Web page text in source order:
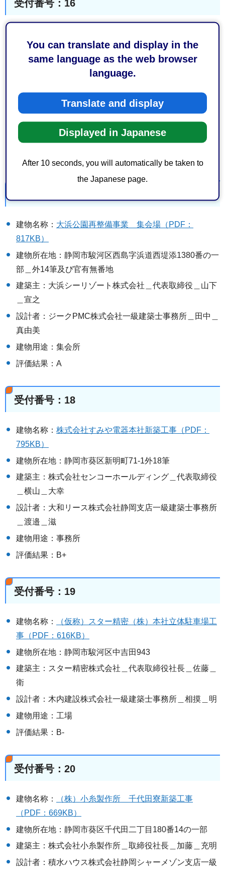
You can translate and display in the
same language as the web browser
language.
Translate and display
Displayed in Japanese
After 10 seconds, you will automatically be taken to
the Japanese page.
受付番号：16
築工事（PDF：737KB）
建物所在地：静岡市駿河区池田字横ママ2328-1の一部、
建築主：ヨシコン株式会社＿代表取締役社長＿吉田＿尚
洋
設計者：株式会社YCK一級建築士事務所＿鈴木＿浩峰
建物用途：住宅
評価結果：B+
建物名称： 大浜公園再整備事業＿集会場（PDF：
817KB）
建物所在地：静岡市駿河区西島字浜道西堤添1380番の一
部＿外14筆及び官有無番地
建築主：大浜シーリゾート株式会社＿代表取締役＿山下
＿宣之
設計者：ジークPMC株式会社一級建築士事務所＿田中＿
真由美
建物用途：集会所
評価結果：A
受付番号：18
建物名称： 株式会社すみや電器本社新築工事（PDF：
795KB）
建物所在地：静岡市葵区新明町71-1外18筆
建築主：株式会社センコーホールディング＿代表取締役
＿横山＿大幸
設計者：大和リース株式会社静岡支店一級建築士事務所
＿渡邉＿滋
建物用途：事務所
評価結果：B+
受付番号：19
建物名称：
（仮称）スター精密（株）本社立体駐車場工
事（PDF：616KB）
建物所在地：静岡市駿河区中吉田943
建築主：スター精密株式会社＿代表取締役社長＿佐藤＿
衛
設計者：木内建設株式会社一級建築士事務所＿相摸＿明
建物用途：工場
評価結果：B-
受付番号：20
建物名称：
（株）小糸製作所＿千代田寮新築工事
（PDF：669KB）
建物所在地：静岡市葵区千代田二丁目180番14の一部
建築主：株式会社小糸製作所＿取締役社長＿加藤＿充明
設計者：積水ハウス株式会社静岡シャーメゾン支店一級